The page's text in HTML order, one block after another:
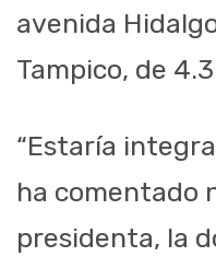
avenida
Tampico, de
“Estaría
ha comentado
presidenta, la